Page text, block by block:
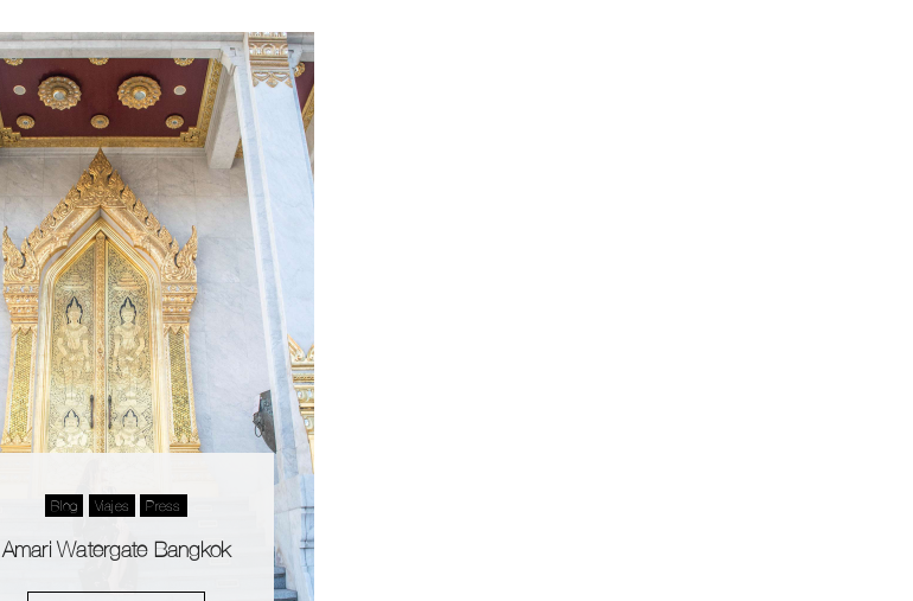
Blog Viajes Press
Amari Watergate Bangkok